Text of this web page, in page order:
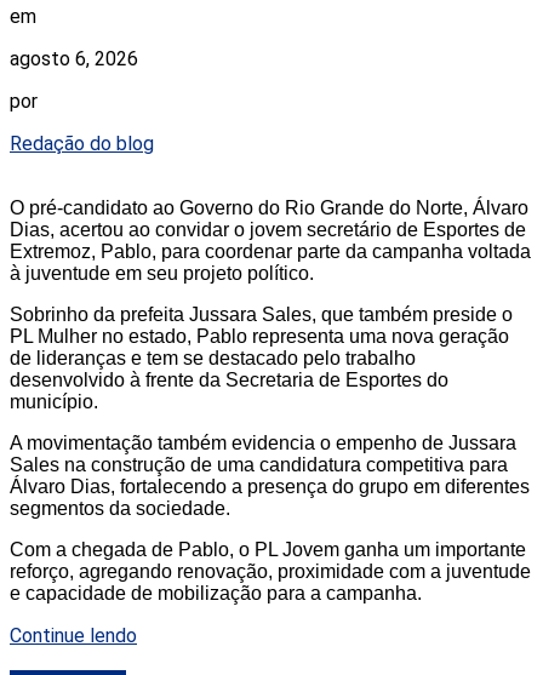
em
agosto 6, 2026
por
Redação do blog
O pré-candidato ao Governo do Rio Grande do Norte, Álvaro
Dias, acertou ao convidar o jovem secretário de Esportes de
Extremoz, Pablo, para coordenar parte da campanha voltada
à juventude em seu projeto político.
Sobrinho da prefeita Jussara Sales, que também preside o
PL Mulher no estado, Pablo representa uma nova geração
de lideranças e tem se destacado pelo trabalho
desenvolvido à frente da Secretaria de Esportes do
município.
A movimentação também evidencia o empenho de Jussara
Sales na construção de uma candidatura competitiva para
Álvaro Dias, fortalecendo a presença do grupo em diferentes
segmentos da sociedade.
Com a chegada de Pablo, o PL Jovem ganha um importante
reforço, agregando renovação, proximidade com a juventude
e capacidade de mobilização para a campanha.
Continue lendo